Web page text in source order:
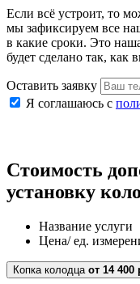
Если всё устроит, то
мы зафиксируем все
в какие сроки. Это
будет сделано так, как
Оставить заявку
Я соглашаюсь с
Стоимость
установку
Название услуги
Цена/ ед.
Копка колодца